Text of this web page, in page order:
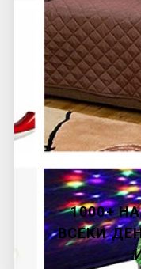
1000+
ВСЕКИ